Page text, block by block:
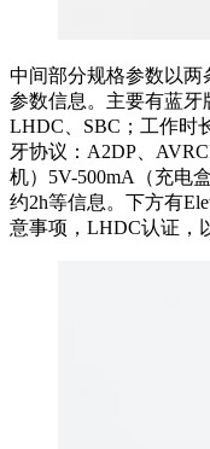
中间部分规格参数以
参数信息。主要有蓝牙
LHDC、SBC；工作时
牙协议：A2DP、
机）5V-500mA（充电
约2h等信息。下方有
意事项，LHDC认证，